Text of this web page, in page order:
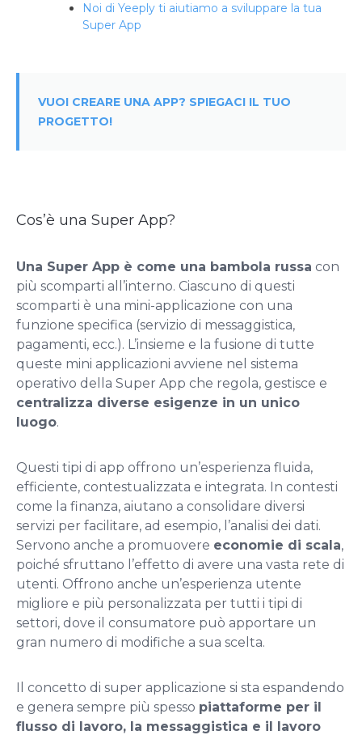
Noi di Yeeply ti aiutiamo a sviluppare la tua
Super App
VUOI CREARE UNA APP? SPIEGACI IL TUO
PROGETTO!
Cos’è una Super App?
Una Super App è come una bambola russa con
più scomparti all’interno. Ciascuno di questi
scomparti è una mini-applicazione con una
funzione specifica (servizio di messaggistica,
pagamenti, ecc.). L’insieme e la fusione di tutte
queste mini applicazioni avviene nel sistema
operativo della Super App che regola, gestisce e
centralizza diverse esigenze in un unico
luogo.
Questi tipi di app offrono un’esperienza fluida,
efficiente, contestualizzata e integrata. In contesti
come la finanza, aiutano a consolidare diversi
servizi per facilitare, ad esempio, l’analisi dei dati.
Servono anche a promuovere economie di scala,
poiché sfruttano l’effetto di avere una vasta rete di
utenti. Offrono anche un’esperienza utente
migliore e più personalizzata per tutti i tipi di
settori, dove il consumatore può apportare un
gran numero di modifiche a sua scelta.
Il concetto di super applicazione si sta espandendo
e genera sempre più spesso piattaforme per il
flusso di lavoro, la messaggistica e il lavoro